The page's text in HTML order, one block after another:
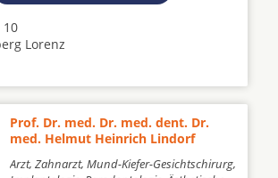
10
Lorenz
Prof. Dr. med. Dr. med. dent. Dr.
med. Helmut Heinrich Lindorf
Arzt, Zahnarzt, Mund-Kiefer-Gesichtschirurg,